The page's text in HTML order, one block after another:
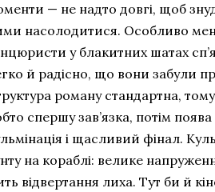
— не надто довгі, щоб
насолодитися. Особливо
у блакитних шатах
й радісно, що вони забули
роману стандартна,
спершу зав’язка, потім
і щасливий фінал.
на кораблі: велике
відвертання лиха. Тут би й